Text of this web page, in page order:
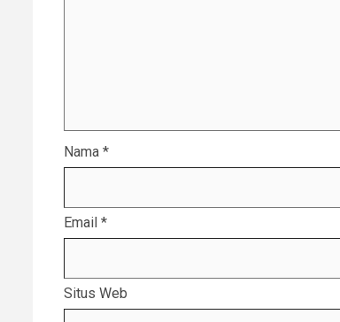
Nama *
Email *
Situs Web